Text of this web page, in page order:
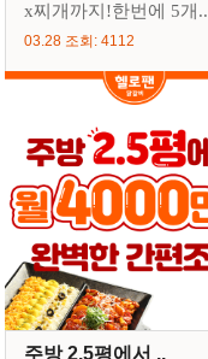
x찌개까지!한번에 5개..
03.28 조회: 4112
주방 2.5평에서 ..